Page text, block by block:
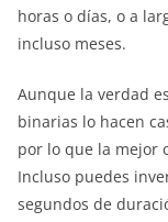
horas o días, o a
incluso meses.
Aunque la verdad
binarias lo hacen
por lo que la mejor
Incluso puedes
segundos de